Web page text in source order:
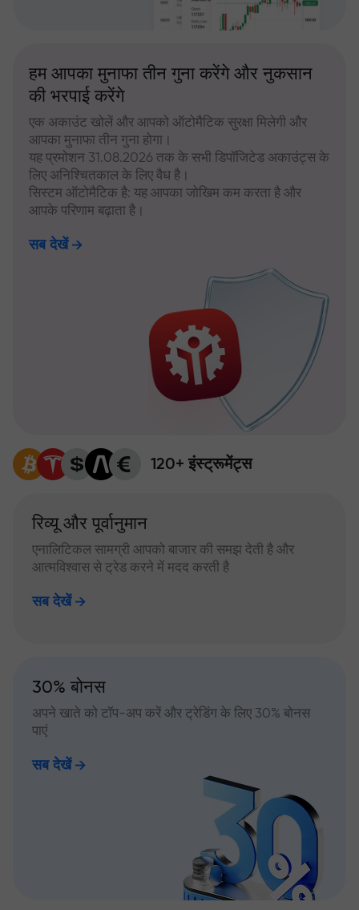
हम आपका मुनाफा तीन गुना करेंगे और नुकसान
की भरपाई करेंगे
एक अकाउंट खोलें और आपको ऑटोमैटिक सुरक्षा मिलेगी और
आपका मुनाफा तीन गुना होगा।
यह प्रमोशन 31.08.2026 तक के सभी डिपॉजिटेड अकाउंट्स के
लिए अनिश्चितकाल के लिए वैध है।
सिस्टम ऑटोमैटिक है: यह आपका जोखिम कम करता है और
आपके परिणाम बढ़ाता है।
सब देखें
120+ इंस्ट्रूमेंट्स
रिव्यू और पूर्वानुमान
एनालिटिकल सामग्री आपको बाजार की समझ देती है और
आत्मविश्वास से ट्रेड करने में मदद करती है
सब देखें
30% बोनस
अपने खाते को टॉप-अप करें और ट्रेडिंग के लिए 30% बोनस
पाएं
सब देखें